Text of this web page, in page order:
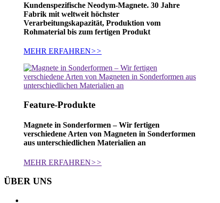
Kundenspezifische Neodym-Magnete. 30 Jahre
Fabrik mit weltweit höchster
Verarbeitungskapazität, Produktion vom
Rohmaterial bis zum fertigen Produkt
MEHR ERFAHREN>>
Feature-Produkte
Magnete in Sonderformen – Wir fertigen
verschiedene Arten von Magneten in Sonderformen
aus unterschiedlichen Materialien an
MEHR ERFAHREN>>
ÜBER UNS